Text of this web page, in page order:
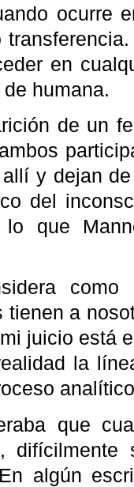
ocurre
en
humana.
de un
y dejan
del
lo que
como
tienen a
juicio está
la
que
algún